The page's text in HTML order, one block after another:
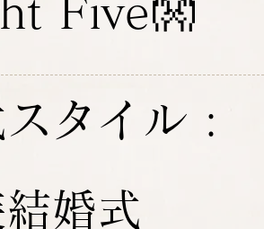
Five👐
タイル :
婚式